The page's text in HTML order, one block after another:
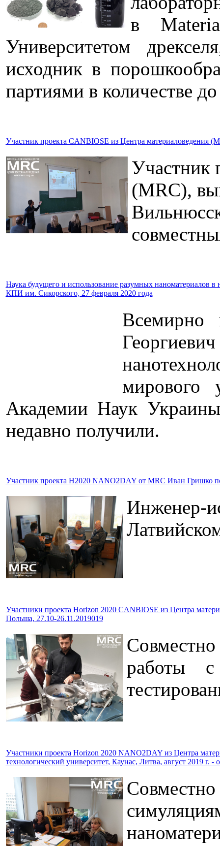
в
Университетом
исходник в
партиями в количестве
Участник проекта CANBIOSE из Центра материаловедения
Участник
(MRC),
Наука будущего и использование разумных наноматериалов
КПИ им. Сикорского, 27 февраля 2020 года
Всемирно
мирового
Академии Наук
недавно получили.
Участник проекта H2020 NANO2DAY от MRC Иван Гришко
Инженер-
Участники проекта Horizon 2020 CANBIOSE из Центра
Польша, 27.10-26.11.2019019
работы с
Участники проекта Horizon 2020 NANO2DAY из Центра
технологический университет, Каунас, Литва, август 2019 г. -